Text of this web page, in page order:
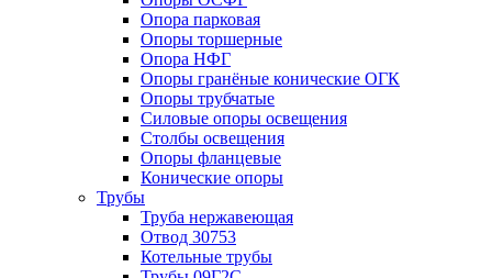
Опора парковая
Опоры торшерные
Опора НФГ
Опоры гранёные конические ОГК
Опоры трубчатые
Силовые опоры освещения
Столбы освещения
Опоры фланцевые
Конические опоры
Трубы
Труба нержавеющая
Отвод 30753
Котельные трубы